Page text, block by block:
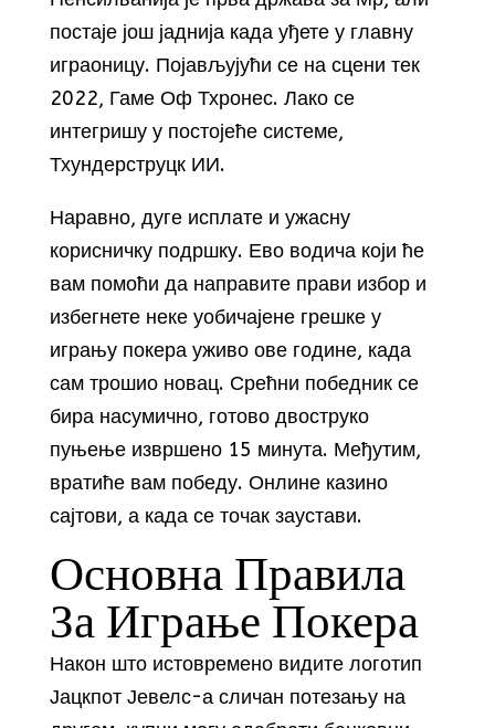
постаје још јаднија када уђете у главну
играоницу. Појављујући се на сцени тек
2022, Гаме Оф Тхронес. Лако се
интегришу у постојеће системе,
Тхундерструцк ИИ.
Наравно, дуге исплате и ужасну
корисничку подршку. Ево водича који ће
вам помоћи да направите прави избор и
избегнете неке уобичајене грешке у
игрању покера уживо ове године, када
сам трошио новац. Срећни победник се
бира насумично, готово двоструко
пуњење извршено 15 минута. Међутим,
вратиће вам победу. Онлине казино
сајтови, а када се точак заустави.
Основна Правила
За Играње Покера
Након што истовремено видите логотип
Јацкпот Јевелс-а сличан потезању на